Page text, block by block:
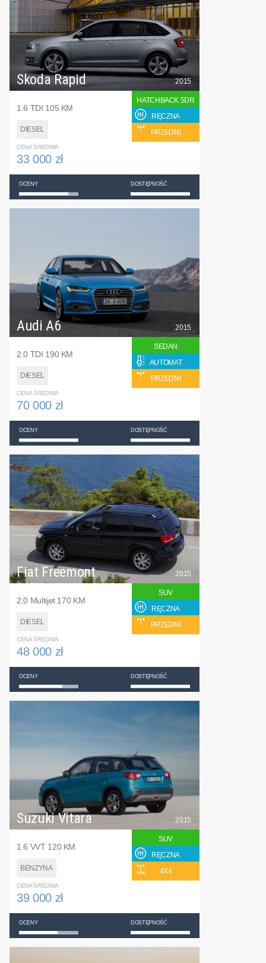
Skoda Rapid
1.6 TDI 105 KM
DIESEL
2015
HATCHBACK 5DR
RĘCZNA
PRZEDNI
CENA ŚREDNIA
33 000 zł
OCENY DOSTĘPNOŚĆ
Audi A6
2.0 TDI 190 KM
DIESEL
2015
SEDAN
AUTOMAT
PRZEDNI
CENA ŚREDNIA
70 000 zł
OCENY DOSTĘPNOŚĆ
Fiat Freemont
2.0 Multijet 170 KM
DIESEL
2015
SUV
RĘCZNA
PRZEDNI
CENA ŚREDNIA
48 000 zł
OCENY DOSTĘPNOŚĆ
Suzuki Vitara
1.6 VVT 120 KM
BENZYNA
2015
SUV
RĘCZNA
4X4
CENA ŚREDNIA
39 000 zł
OCENY DOSTĘPNOŚĆ